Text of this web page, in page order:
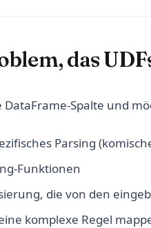
das
DataFrame-Spalte und
Parsing
Funktionen
die von den
komplexe Regel